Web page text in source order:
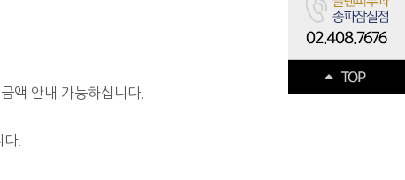
액 안내 가능하십니다.
.